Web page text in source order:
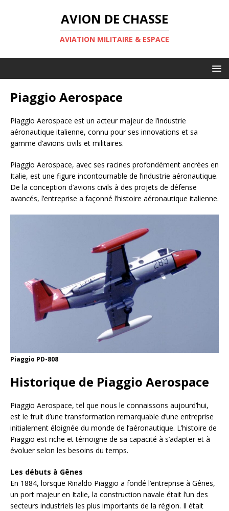
AVION DE CHASSE
AVIATION MILITAIRE & ESPACE
Piaggio Aerospace
Piaggio Aerospace est un acteur majeur de l’industrie
aéronautique italienne, connu pour ses innovations et sa
gamme d’avions civils et militaires.
Piaggio Aerospace, avec ses racines profondément ancrées en
Italie, est une figure incontournable de l’industrie aéronautique.
De la conception d’avions civils à des projets de défense
avancés, l’entreprise a façonné l’histoire aéronautique italienne.
Piaggio PD-808
Historique de Piaggio Aerospace
Piaggio Aerospace, tel que nous le connaissons aujourd’hui,
est le fruit d’une transformation remarquable d’une entreprise
initialement éloignée du monde de l’aéronautique. L’histoire de
Piaggio est riche et témoigne de sa capacité à s’adapter et à
évoluer selon les besoins du temps.
Les débuts à Gênes
En 1884, lorsque Rinaldo Piaggio a fondé l’entreprise à Gênes,
un port majeur en Italie, la construction navale était l’un des
secteurs industriels les plus importants de la région. Il était